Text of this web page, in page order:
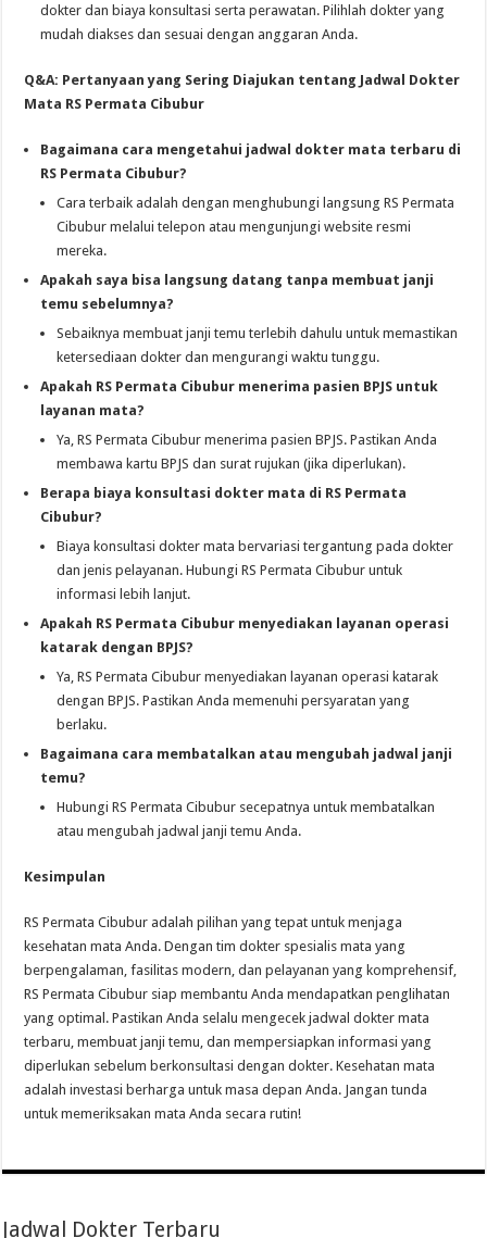
dokter dan biaya konsultasi serta perawatan. Pilihlah dokter yang
mudah diakses dan sesuai dengan anggaran Anda.
Q&A: Pertanyaan yang Sering Diajukan tentang Jadwal Dokter
Mata RS Permata Cibubur
Bagaimana cara mengetahui jadwal dokter mata terbaru di
RS Permata Cibubur?
Cara terbaik adalah dengan menghubungi langsung RS Permata
Cibubur melalui telepon atau mengunjungi website resmi
mereka.
Apakah saya bisa langsung datang tanpa membuat janji
temu sebelumnya?
Sebaiknya membuat janji temu terlebih dahulu untuk memastikan
ketersediaan dokter dan mengurangi waktu tunggu.
Apakah RS Permata Cibubur menerima pasien BPJS untuk
layanan mata?
Ya, RS Permata Cibubur menerima pasien BPJS. Pastikan Anda
membawa kartu BPJS dan surat rujukan (jika diperlukan).
Berapa biaya konsultasi dokter mata di RS Permata
Cibubur?
Biaya konsultasi dokter mata bervariasi tergantung pada dokter
dan jenis pelayanan. Hubungi RS Permata Cibubur untuk
informasi lebih lanjut.
Apakah RS Permata Cibubur menyediakan layanan operasi
katarak dengan BPJS?
Ya, RS Permata Cibubur menyediakan layanan operasi katarak
dengan BPJS. Pastikan Anda memenuhi persyaratan yang
berlaku.
Bagaimana cara membatalkan atau mengubah jadwal janji
temu?
Hubungi RS Permata Cibubur secepatnya untuk membatalkan
atau mengubah jadwal janji temu Anda.
Kesimpulan
RS Permata Cibubur adalah pilihan yang tepat untuk menjaga
kesehatan mata Anda. Dengan tim dokter spesialis mata yang
berpengalaman, fasilitas modern, dan pelayanan yang komprehensif,
RS Permata Cibubur siap membantu Anda mendapatkan penglihatan
yang optimal. Pastikan Anda selalu mengecek jadwal dokter mata
terbaru, membuat janji temu, dan mempersiapkan informasi yang
diperlukan sebelum berkonsultasi dengan dokter. Kesehatan mata
adalah investasi berharga untuk masa depan Anda. Jangan tunda
untuk memeriksakan mata Anda secara rutin!
Jadwal Dokter Terbaru